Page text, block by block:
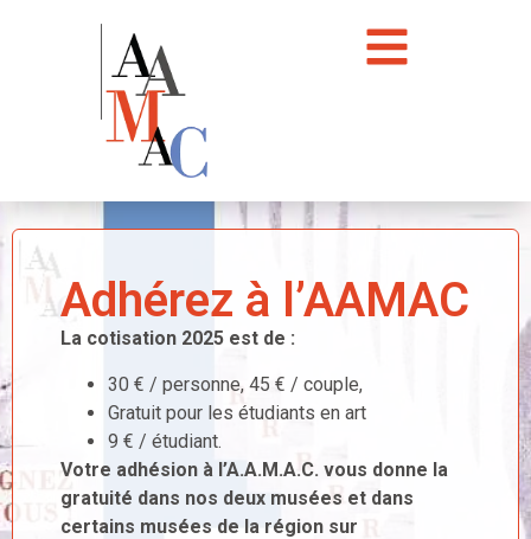
Adhérez à l’AAMAC
La cotisation 2025 est de :
30 € / personne, 45 € / couple,
Gratuit pour les étudiants en art
9 € / étudiant.
Votre adhésion à l’A.A.M.A.C. vous donne la
gratuité dans nos deux musées et dans
certains musées de la région sur